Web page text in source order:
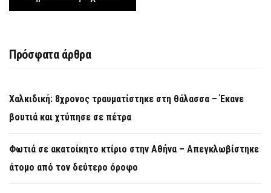
Πρόσφατα άρθρα
Χαλκιδική: 8χρονος τραυματίστηκε στη θάλασσα – Έκανε
βουτιά και χτύπησε σε πέτρα
Φωτιά σε ακατοίκητο κτίριο στην Αθήνα – Απεγκλωβίστηκε
άτομο από τον δεύτερο όροφο